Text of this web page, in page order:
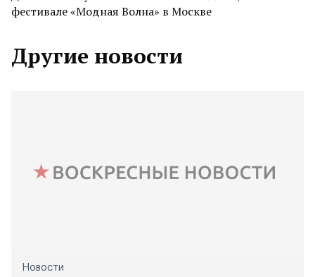
фестивале «Модная Волна» в Москве
Другие новости
Новости